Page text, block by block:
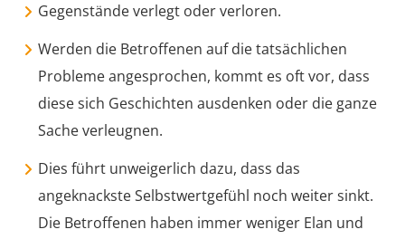
Gegenstände verlegt oder verloren.
Werden die Betroffenen auf die tatsächlichen
Probleme angesprochen, kommt es oft vor, dass
diese sich Geschichten ausdenken oder die ganze
Sache verleugnen.
Dies führt unweigerlich dazu, dass das
angeknackste Selbstwertgefühl noch weiter sinkt.
Die Betroffenen haben immer weniger Elan und